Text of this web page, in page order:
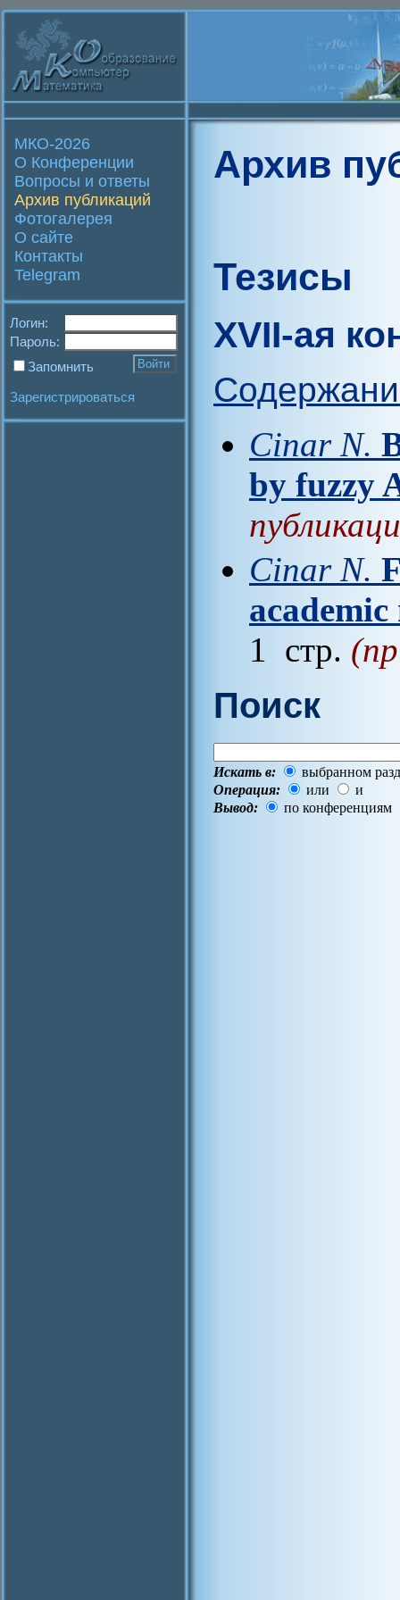
МКО-2026
О Конференции
Вопросы и ответы
Архив публикаций
Фотогалерея
О сайте
Контакты
Telegram
Логин:
Пароль:
Запомнить
Зарегистрироваться
Архив
Тезисы
XVII-ая
Cinar N.
by fuzzy
Cinar N.
academic
1 стр.
Поиск
Искать в:
выбранном
Операция:
или
и
Вывод:
по конференциям